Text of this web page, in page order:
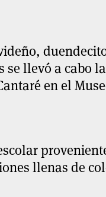
se llevó a cabo
en el
llenas de